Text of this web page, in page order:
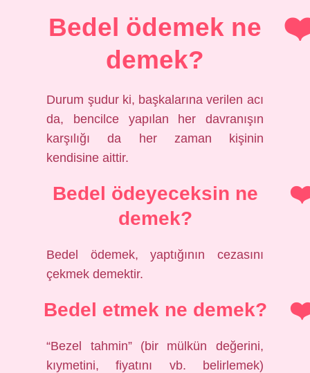
Bedel ödemek ne
demek?
Durum şudur ki, başkalarına verilen acı
da, bencilce yapılan her davranışın
karşılığı da her zaman kişinin
kendisine aittir.
Bedel ödeyeceksin ne
demek?
Bedel ödemek, yaptığının cezasını
çekmek demektir.
Bedel etmek ne demek?
“Bezel tahmin” (bir mülkün değerini,
kıymetini, fiyatını vb. belirlemek)